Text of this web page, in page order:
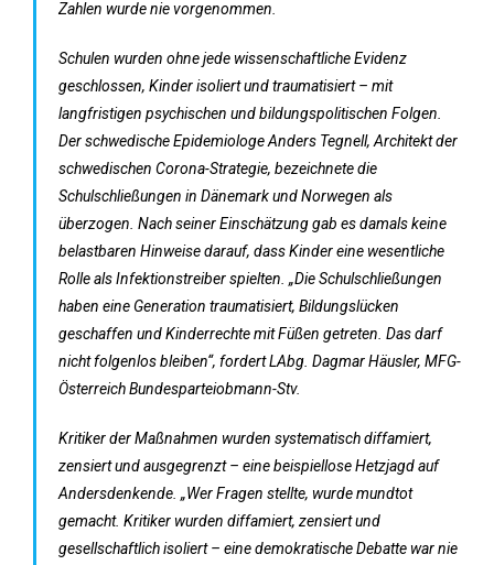
Zahlen wurde nie vorgenommen.
Schulen wurden ohne jede wissenschaftliche Evidenz
geschlossen, Kinder isoliert und traumatisiert – mit
langfristigen psychischen und bildungspolitischen Folgen.
Der schwedische Epidemiologe Anders Tegnell, Architekt der
schwedischen Corona-Strategie, bezeichnete die
Schulschließungen in Dänemark und Norwegen als
überzogen. Nach seiner Einschätzung gab es damals keine
belastbaren Hinweise darauf, dass Kinder eine wesentliche
Rolle als Infektionstreiber spielten. „Die Schulschließungen
haben eine Generation traumatisiert, Bildungslücken
geschaffen und Kinderrechte mit Füßen getreten. Das darf
nicht folgenlos bleiben“, fordert LAbg. Dagmar Häusler, MFG-
Österreich Bundesparteiobmann-Stv.
Kritiker der Maßnahmen wurden systematisch diffamiert,
zensiert und ausgegrenzt – eine beispiellose Hetzjagd auf
Andersdenkende. „Wer Fragen stellte, wurde mundtot
gemacht. Kritiker wurden diffamiert, zensiert und
gesellschaftlich isoliert – eine demokratische Debatte war nie